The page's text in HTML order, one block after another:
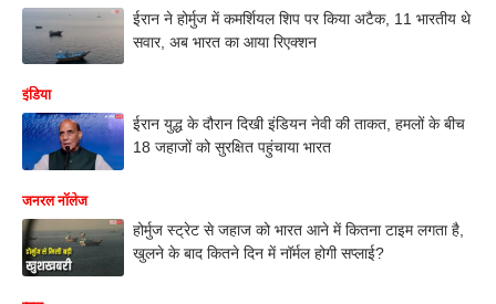
ईरान ने होर्मुज में कमर्शियल शिप पर किया अटैक, 11 भारतीय थे
सवार, अब भारत का आया रिएक्शन
इंडिया
ईरान युद्ध के दौरान दिखी इंडियन नेवी की ताकत, हमलों के बीच
18 जहाजों को सुरक्षित पहुंचाया भारत
जनरल नॉलेज
होर्मुज स्ट्रेट से जहाज को भारत आने में कितना टाइम लगता है,
खुलने के बाद कितने दिन में नॉर्मल होगी सप्लाई?